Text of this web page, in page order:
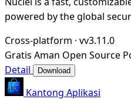
powered by the global
Cross-platform · vv3.11.0
Gratis Aman Open Source
Detail
Download
Kantong Aplikasi